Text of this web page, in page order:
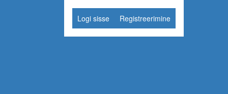
Logi sisse Registreerimine